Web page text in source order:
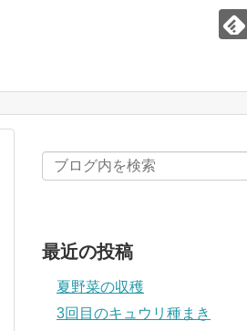
最近の投稿
夏野菜の収穫
3回目のキュウリ種まき